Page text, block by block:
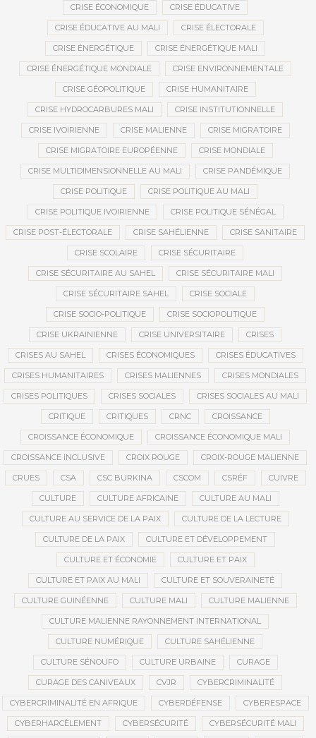
CRISE ÉCONOMIQUE CRISE ÉDUCATIVE
CRISE ÉDUCATIVE AU MALI CRISE ÉLECTORALE
CRISE ÉNERGÉTIQUE CRISE ÉNERGÉTIQUE MALI
CRISE ÉNERGÉTIQUE MONDIALE CRISE ENVIRONNEMENTALE
CRISE GÉOPOLITIQUE CRISE HUMANITAIRE
CRISE HYDROCARBURES MALI CRISE INSTITUTIONNELLE
CRISE IVOIRIENNE CRISE MALIENNE CRISE MIGRATOIRE
CRISE MIGRATOIRE EUROPÉENNE CRISE MONDIALE
CRISE MULTIDIMENSIONNELLE AU MALI CRISE PANDÉMIQUE
CRISE POLITIQUE CRISE POLITIQUE AU MALI
CRISE POLITIQUE IVOIRIENNE CRISE POLITIQUE SÉNÉGAL
CRISE POST-ÉLECTORALE CRISE SAHÉLIENNE CRISE SANITAIRE
CRISE SCOLAIRE CRISE SÉCURITAIRE
CRISE SÉCURITAIRE AU SAHEL CRISE SÉCURITAIRE MALI
CRISE SÉCURITAIRE SAHEL CRISE SOCIALE
CRISE SOCIO-POLITIQUE CRISE SOCIOPOLITIQUE
CRISE UKRAINIENNE CRISE UNIVERSITAIRE CRISES
CRISES AU SAHEL CRISES ÉCONOMIQUES CRISES ÉDUCATIVES
CRISES HUMANITAIRES CRISES MALIENNES CRISES MONDIALES
CRISES POLITIQUES CRISES SOCIALES CRISES SOCIALES AU MALI
CRITIQUE CRITIQUES CRNC CROISSANCE
CROISSANCE ÉCONOMIQUE CROISSANCE ÉCONOMIQUE MALI
CROISSANCE INCLUSIVE CROIX ROUGE CROIX-ROUGE MALIENNE
CRUES CSA CSC BURKINA CSCOM CSRÉF CUIVRE
CULTURE CULTURE AFRICAINE CULTURE AU MALI
CULTURE AU SERVICE DE LA PAIX CULTURE DE LA LECTURE
CULTURE DE LA PAIX CULTURE ET DÉVELOPPEMENT
CULTURE ET ÉCONOMIE CULTURE ET PAIX
CULTURE ET PAIX AU MALI CULTURE ET SOUVERAINETÉ
CULTURE GUINÉENNE CULTURE MALI CULTURE MALIENNE
CULTURE MALIENNE RAYONNEMENT INTERNATIONAL
CULTURE NUMÉRIQUE CULTURE SAHÉLIENNE
CULTURE SÉNOUFO CULTURE URBAINE CURAGE
CURAGE DES CANIVEAUX CVJR CYBERCRIMINALITÉ
CYBERCRIMINALITÉ EN AFRIQUE CYBERDÉFENSE CYBERESPACE
CYBERHARCÈLEMENT CYBERSÉCURITÉ CYBERSÉCURITÉ MALI